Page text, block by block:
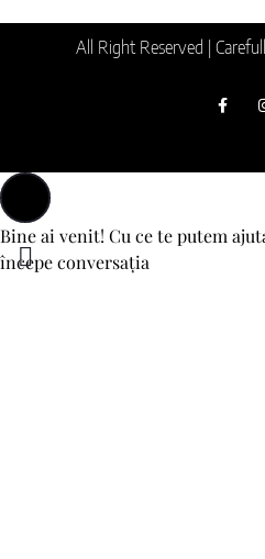
All Right Reserved |
Bine ai venit! Cu ce te putem
începe conversația